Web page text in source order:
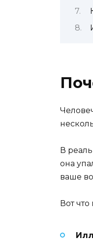
В
она
ваше
Вот